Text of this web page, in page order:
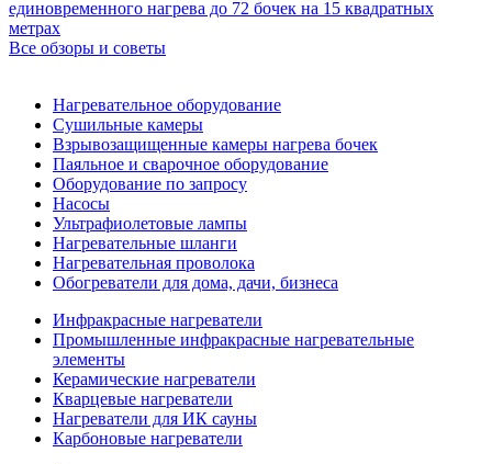
единовременного нагрева до 72 бочек на 15 квадратных
метрах
Все обзоры и советы
Нагревательное оборудование
Сушильные камеры
Взрывозащищенные камеры нагрева бочек
Паяльное и сварочное оборудование
Оборудование по запросу
Насосы
Ультрафиолетовые лампы
Нагревательные шланги
Нагревательная проволока
Обогреватели для дома, дачи, бизнеса
Инфракрасные нагреватели
Промышленные инфракрасные нагревательные
элементы
Керамические нагреватели
Кварцевые нагреватели
Нагреватели для ИК сауны
Карбоновые нагреватели